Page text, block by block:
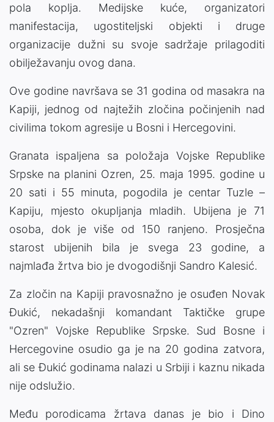
pola koplja. Medijske kuće, organizatori
manifestacija, ugostiteljski objekti i druge
organizacije dužni su svoje sadržaje prilagoditi
obilježavanju ovog dana.
Ove godine navršava se 31 godina od masakra na
Kapiji, jednog od najtežih zločina počinjenih nad
civilima tokom agresije u Bosni i Hercegovini.
Granata ispaljena sa položaja Vojske Republike
Srpske na planini Ozren, 25. maja 1995. godine u
20 sati i 55 minuta, pogodila je centar Tuzle –
Kapiju, mjesto okupljanja mladih. Ubijena je 71
osoba, dok je više od 150 ranjeno. Prosječna
starost ubijenih bila je svega 23 godine, a
najmlađa žrtva bio je dvogodišnji Sandro Kalesić.
Za zločin na Kapiji pravosnažno je osuđen Novak
Đukić, nekadašnji komandant Taktičke grupe
"Ozren" Vojske Republike Srpske. Sud Bosne i
Hercegovine osudio ga je na 20 godina zatvora,
ali se Đukić godinama nalazi u Srbiji i kaznu nikada
nije odslužio.
Među porodicama žrtava danas je bio i Dino